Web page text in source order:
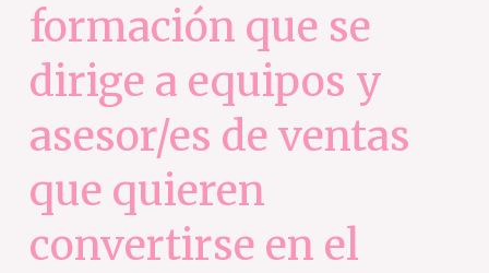
formación que se
dirige a equipos y
asesor/es de ventas
que quieren
convertirse en el